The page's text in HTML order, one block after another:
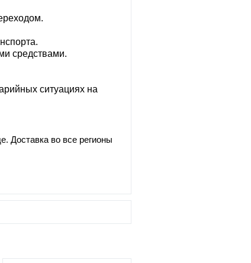
средствами.
ситуациях на
Доставка во все регионы